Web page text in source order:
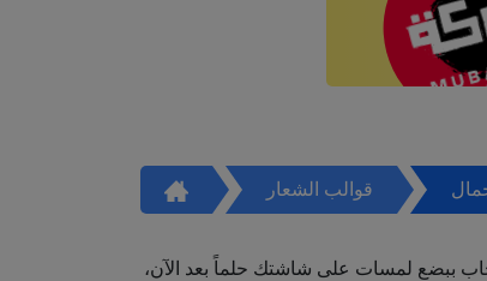
قوالب الشعار
ببضع لمسات على شاشتك حلماً بعد الآن،